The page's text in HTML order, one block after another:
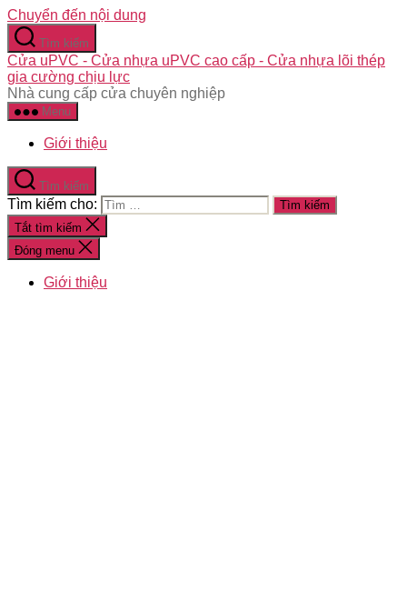
Chuyển đến nội dung
Tìm kiếm
Cửa uPVC - Cửa nhựa uPVC cao cấp - Cửa nhựa lõi thép
gia cường chịu lực
Nhà cung cấp cửa chuyên nghiệp
Menu
Giới thiệu
Tìm kiếm
Tìm kiếm cho:
Tắt tìm kiếm
Đóng menu
Giới thiệu